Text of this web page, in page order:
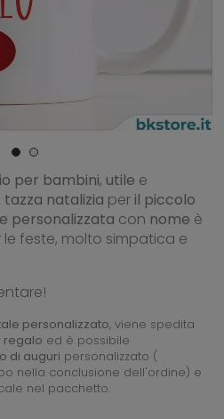
per bambini, utile e
tazza natalizia per il piccolo
personalizzata con nome è
feste, molto simpatica e
personalizzato, viene spedita
regalo ed è possibile
di auguri personalizzato (
nella conclusione dell'ordine) e
nel pacchetto.